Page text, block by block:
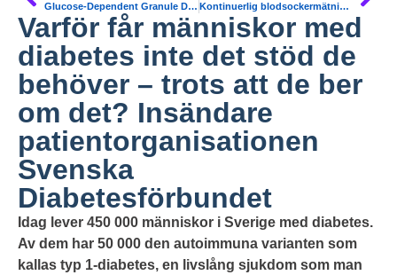
Glucose-Dependent Granule Docking Limits Insulin Secretion in T2DM. Uppsala. Cell Metabolism Kontinuerlig blodsockermätning Libre® även vid typ 2. NT-rådet, SKL
Varför får människor med
diabetes inte det stöd de
behöver – trots att de ber
om det? Insändare
patientorganisationen
Svenska
Diabetesförbundet
Idag lever 450 000 människor i Sverige med diabetes.
Av dem har 50 000 den autoimmuna varianten som
kallas typ 1-diabetes, en livslång sjukdom som man